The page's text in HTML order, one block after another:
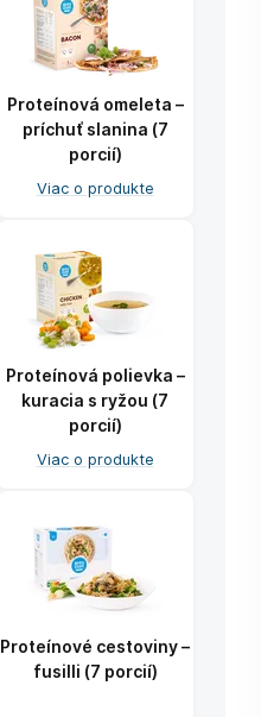
Proteínová omeleta –
príchuť slanina (7
porcií)
Viac o produkte
Proteínová polievka –
kuracia s ryžou (7
porcií)
Viac o produkte
Proteínové cestoviny –
fusilli (7 porcií)